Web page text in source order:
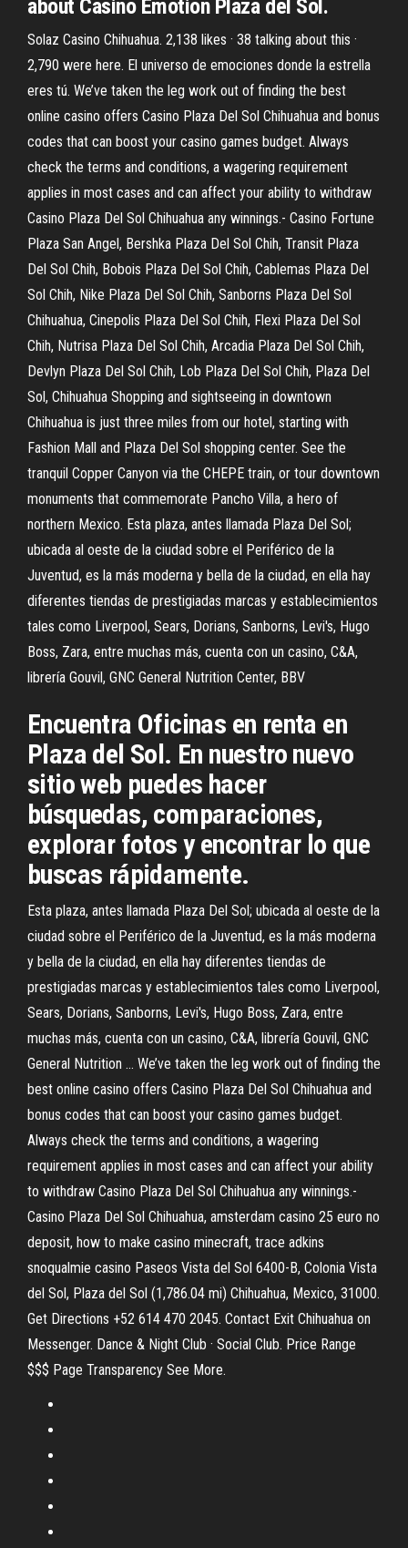
about Casino Emotion Plaza del Sol.
Solaz Casino Chihuahua. 2,138 likes · 38 talking about this ·
2,790 were here. El universo de emociones donde la estrella
eres tú. We’ve taken the leg work out of finding the best
online casino offers Casino Plaza Del Sol Chihuahua and bonus
codes that can boost your casino games budget. Always
check the terms and conditions, a wagering requirement
applies in most cases and can affect your ability to withdraw
Casino Plaza Del Sol Chihuahua any winnings.- Casino Fortune
Plaza San Angel, Bershka Plaza Del Sol Chih, Transit Plaza
Del Sol Chih, Bobois Plaza Del Sol Chih, Cablemas Plaza Del
Sol Chih, Nike Plaza Del Sol Chih, Sanborns Plaza Del Sol
Chihuahua, Cinepolis Plaza Del Sol Chih, Flexi Plaza Del Sol
Chih, Nutrisa Plaza Del Sol Chih, Arcadia Plaza Del Sol Chih,
Devlyn Plaza Del Sol Chih, Lob Plaza Del Sol Chih, Plaza Del
Sol, Chihuahua Shopping and sightseeing in downtown
Chihuahua is just three miles from our hotel, starting with
Fashion Mall and Plaza Del Sol shopping center. See the
tranquil Copper Canyon via the CHEPE train, or tour downtown
monuments that commemorate Pancho Villa, a hero of
northern Mexico. Esta plaza, antes llamada Plaza Del Sol;
ubicada al oeste de la ciudad sobre el Periférico de la
Juventud, es la más moderna y bella de la ciudad, en ella hay
diferentes tiendas de prestigiadas marcas y establecimientos
tales como Liverpool, Sears, Dorians, Sanborns, Levi's, Hugo
Boss, Zara, entre muchas más, cuenta con un casino, C&A,
librería Gouvil, GNC General Nutrition Center, BBV
Encuentra Oficinas en renta en
Plaza del Sol. En nuestro nuevo
sitio web puedes hacer
búsquedas, comparaciones,
explorar fotos y encontrar lo que
buscas rápidamente.
Esta plaza, antes llamada Plaza Del Sol; ubicada al oeste de la
ciudad sobre el Periférico de la Juventud, es la más moderna
y bella de la ciudad, en ella hay diferentes tiendas de
prestigiadas marcas y establecimientos tales como Liverpool,
Sears, Dorians, Sanborns, Levi's, Hugo Boss, Zara, entre
muchas más, cuenta con un casino, C&A, librería Gouvil, GNC
General Nutrition … We’ve taken the leg work out of finding the
best online casino offers Casino Plaza Del Sol Chihuahua and
bonus codes that can boost your casino games budget.
Always check the terms and conditions, a wagering
requirement applies in most cases and can affect your ability
to withdraw Casino Plaza Del Sol Chihuahua any winnings.-
Casino Plaza Del Sol Chihuahua, amsterdam casino 25 euro no
deposit, how to make casino minecraft, trace adkins
snoqualmie casino Paseos Vista del Sol 6400-B, Colonia Vista
del Sol, Plaza del Sol (1,786.04 mi) Chihuahua, Mexico, 31000.
Get Directions +52 614 470 2045. Contact Exit Chihuahua on
Messenger. Dance & Night Club · Social Club. Price Range
$$$ Page Transparency See More.